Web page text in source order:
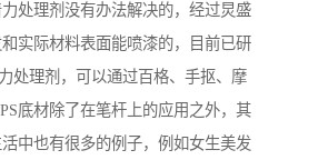
处理剂没有办法解决的，经过炅盛
实际材料表面能喷漆的，目前已研
处理剂，可以通过百格、手抠、摩
底材除了在笔杆上的应用之外，其
中也有很多的例子，例如女生美发